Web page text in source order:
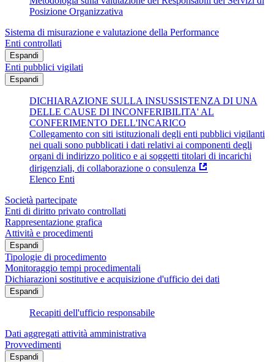
Posizione Organizzativa
Sistema di misurazione e valutazione della Performance
Enti controllati
Espandi
Enti pubblici vigilati
Espandi
DICHIARAZIONE SULLA INSUSSISTENZA DI UNA
DELLE CAUSE DI INCONFERIBILITA' AL
CONFERIMENTO DELL'INCARICO
Collegamento con siti istituzionali degli enti pubblici vigilanti
nei quali sono pubblicati i dati relativi ai componenti degli
organi di indirizzo politico e ai soggetti titolari di incarichi
dirigenziali, di collaborazione o consulenza
Elenco Enti
Società partecipate
Enti di diritto privato controllati
Rappresentazione grafica
Attività e procedimenti
Espandi
Tipologie di procedimento
Monitoraggio tempi procedimentali
Dichiarazioni sostitutive e acquisizione d'ufficio dei dati
Espandi
Recapiti dell'ufficio responsabile
Dati aggregati attività amministrativa
Provvedimenti
Espandi